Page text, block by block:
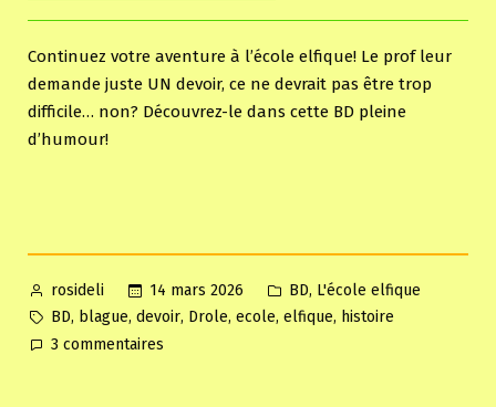
Continuez votre aventure à l’école elfique! Le prof leur
demande juste UN devoir, ce ne devrait pas être trop
difficile… non? Découvrez-le dans cette BD pleine
d’humour!
Posted
by
rosideli 14 mars 2026
Posted
in
BD, L'école elfique
Tags:
BD, blague, devoir, Drole, ecole, elfique, histoire
3 commentaires